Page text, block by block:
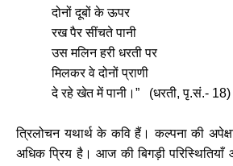
दोनों दूबों के ऊपर
रख पैर सींचते पानी
उस मलिन हरी धरती पर
मिलकर वे दोनों प्राणी
दे रहे खेत में पानी।” (धरती, पृ.सं.- 18)
त्रिलोचन यथार्थ के कवि हैं। कल्पना की
अधिक प्रिय है। आज की बिगड़ी परिस्थितियाँ